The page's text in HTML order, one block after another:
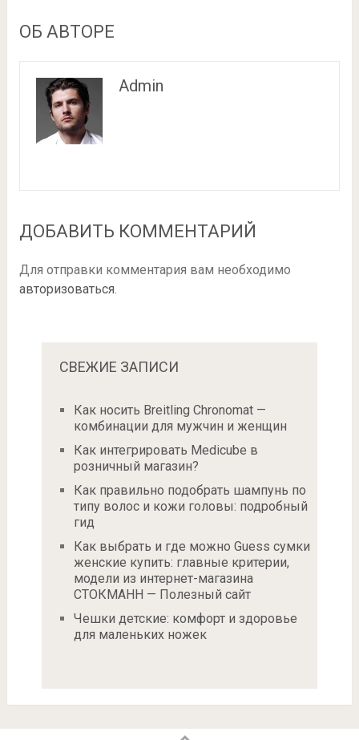
ОБ АВТОРЕ
Admin
ДОБАВИТЬ КОММЕНТАРИЙ
Для отправки комментария вам необходимо
авторизоваться
СВЕЖИЕ ЗАПИСИ
Как носить Breitling Chronomat —
комбинации для мужчин и женщин
Как интегрировать Medicube в
розничный магазин?
Как правильно подобрать шампунь по
типу волос и кожи головы: подробный
гид
Как выбрать и где можно Guess сумки
женские купить: главные критерии,
модели из интернет-магазина
СТОКМАНН — Полезный сайт
Чешки детские: комфорт и здоровье
для маленьких ножек